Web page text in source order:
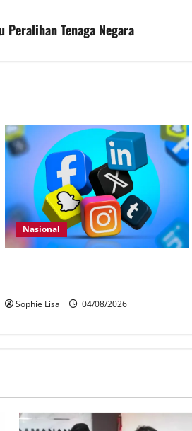
Tenaga Negara
Nasional
Sophie Lisa 04/08/2026